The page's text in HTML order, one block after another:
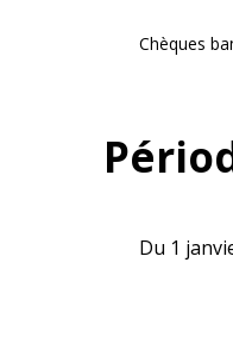
Chèques
Du 1